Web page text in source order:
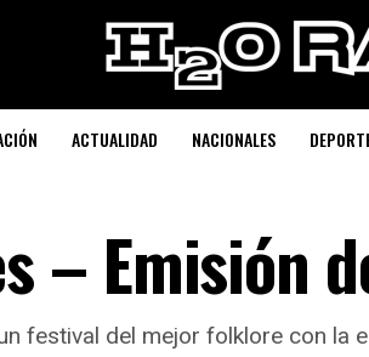
ACTUALIDAD NACIONALES
– Emisión
festival del mejor folklore con la